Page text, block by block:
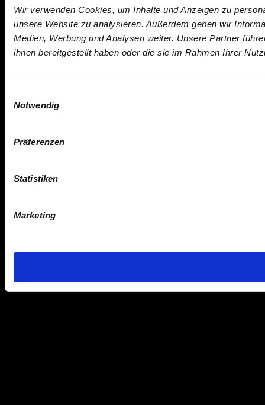
Wir verwenden Cookies, um Inhalte und Anzeigen zu
unsere Website zu analysieren. Außerdem geben wir
Medien, Werbung und Analysen weiter. Unsere Partner
ihnen bereitgestellt haben oder die sie im Rahmen Ihrer
Notwendig
Präferenzen
Statistiken
Marketing